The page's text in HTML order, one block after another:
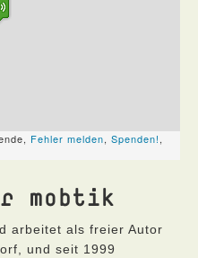
mobtik
arbeitet als freier Autor
und seit 1999